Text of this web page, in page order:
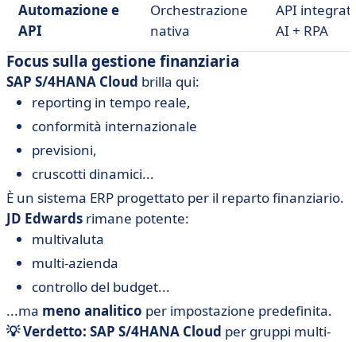
Automazione e
API
Orchestrazione
nativa
API
AI + RPA
Focus sulla gestione finanziaria
SAP S/4HANA Cloud brilla qui:
reporting in tempo reale,
conformità internazionale
previsioni,
cruscotti dinamici...
È un sistema ERP progettato per il reparto finanziario.
JD Edwards rimane potente:
multivaluta
multi-azienda
controllo del budget...
...ma meno analitico per impostazione predefinita.
💡 Verdetto: SAP S/4HANA Cloud per gruppi multi-